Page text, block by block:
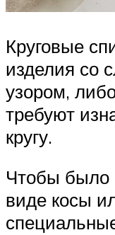
Круговые
изделия со
узором,
требуют
кругу.
Чтобы было
виде косы